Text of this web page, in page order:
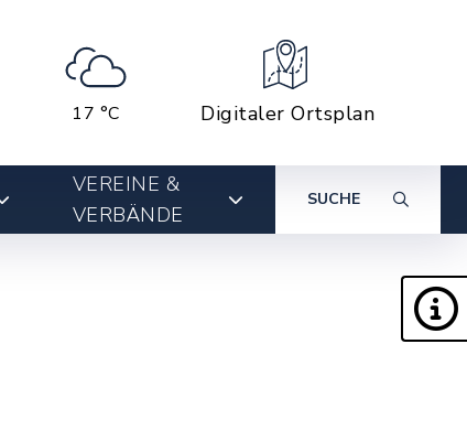
17 °C Digitaler Ortsplan
VEREINE &
VERBÄNDE
SUCHE